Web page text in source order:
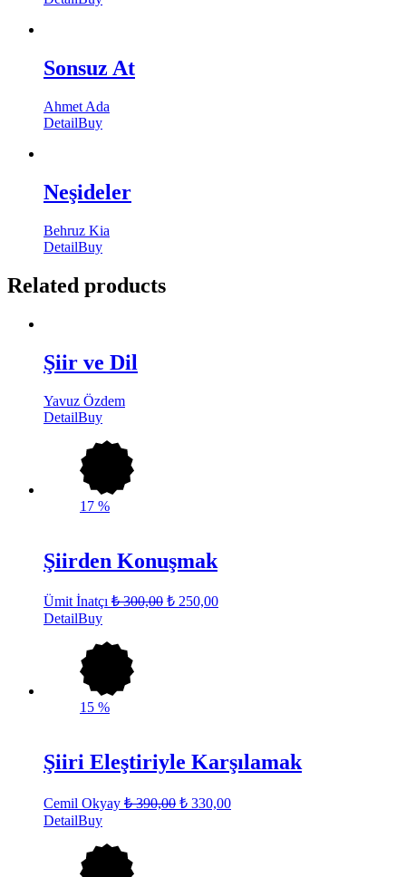
Sonsuz At
Ahmet Ada
DetailBuy
Neşideler
Behruz Kia
DetailBuy
Related products
Şiir ve Dil
Yavuz Özdem
DetailBuy
17 %
Şiirden Konuşmak
Ümit İnatçı ₺300,00 ₺ 250,00
DetailBuy
15 %
Şiiri Eleştiriyle Karşılamak
Cemil Okyay ₺390,00 ₺ 330,00
DetailBuy